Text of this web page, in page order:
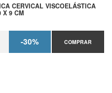
CERVICAL VISCOELÁSTICA
X 9 CM
-30% COMPRAR